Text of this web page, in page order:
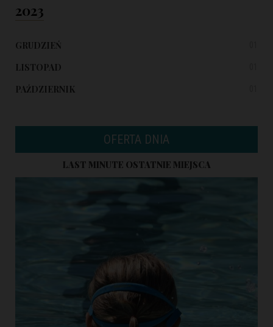
2023
GRUDZIEŃ
LISTOPAD
PAŹDZIERNIK
OFERTA DNIA
LAST MINUTE OSTATNIE MIEJSCA